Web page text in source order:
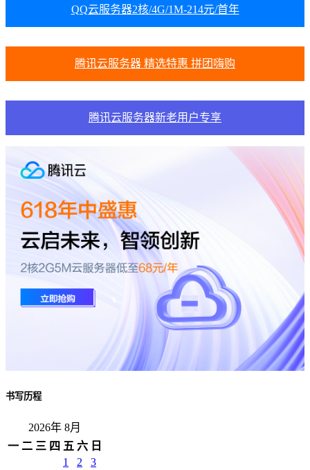
QQ云服务器2核/4G/1M-214元/首年
腾讯云服务器 精选特惠 拼团嗨购
腾讯云服务器新老用户专享
书写历程
2026年 8月
一 二 三 四 五 六 日
1
2
3